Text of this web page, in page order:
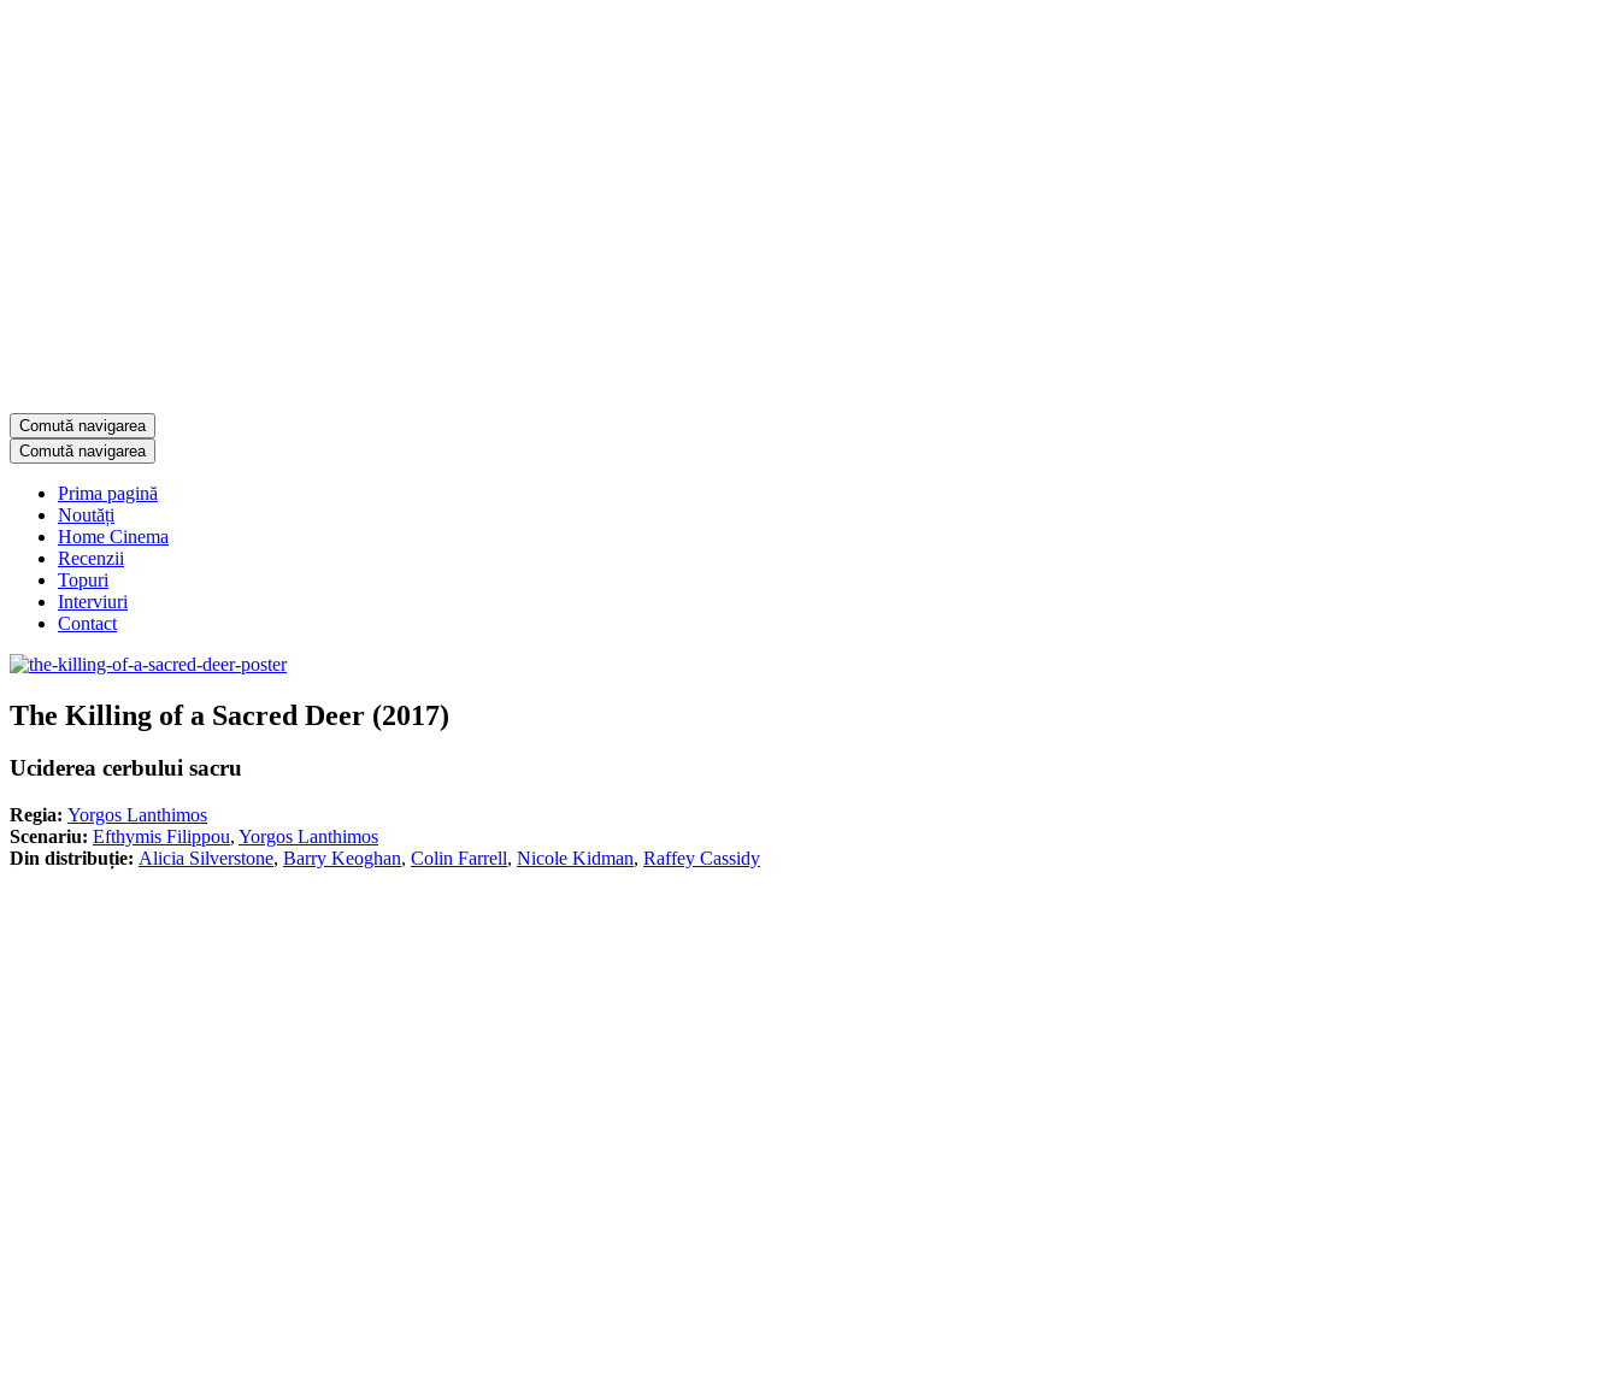
Comută navigarea
Comută navigarea
Prima pagină
Noutăți
Home Cinema
Recenzii
Topuri
Interviuri
Contact
The Killing of a Sacred Deer (2017)
Uciderea cerbului sacru
Regia: Yorgos Lanthimos
Scenariu: Efthymis Filippou, Yorgos Lanthimos
Din distribuție: Alicia Silverstone, Barry Keoghan, Colin Farrell, Nicole Kidman, Raffey Cassidy